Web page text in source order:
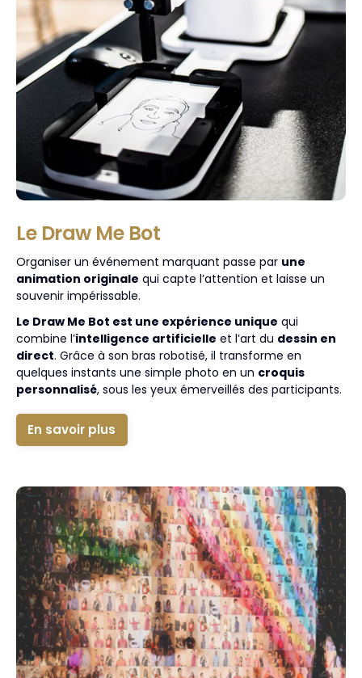
Le Draw Me Bot
Organiser un événement marquant passe par une
animation originale qui capte l’attention et laisse un
souvenir impérissable.
Le Draw Me Bot est une expérience unique qui
combine l’intelligence artificielle et l’art du dessin en
direct. Grâce à son bras robotisé, il transforme en
quelques instants une simple photo en un croquis
personnalisé, sous les yeux émerveillés des participants.
En savoir plus